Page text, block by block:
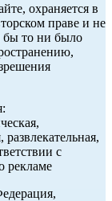
охраняется в
праве и не
бы то ни было
с
рекламе